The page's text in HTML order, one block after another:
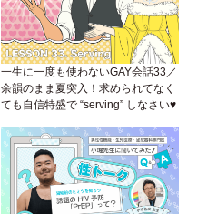
一生に一度も使わないGAY会話33／
余韻のまま夏突入！求められてなく
ても自信特盛で “serving” しなさい♥